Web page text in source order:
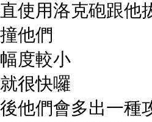
使用洛克砲跟他
他們
度較小
很快囉
他們會多出一種